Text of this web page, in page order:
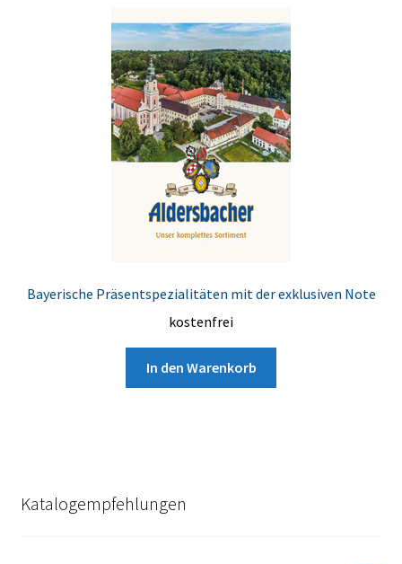
Bayerische Präsentspezialitäten mit der exklusiven Note
kostenfrei
In den Warenkorb
Katalogempfehlungen